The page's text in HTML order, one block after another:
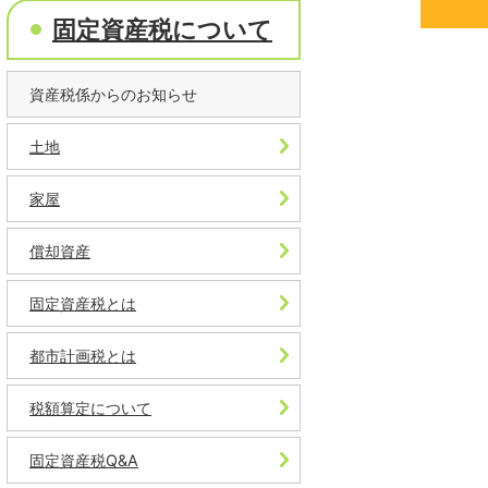
固定資産税について
資産税係からのお知らせ
土地
家屋
償却資産
固定資産税とは
都市計画税とは
税額算定について
固定資産税Q&A